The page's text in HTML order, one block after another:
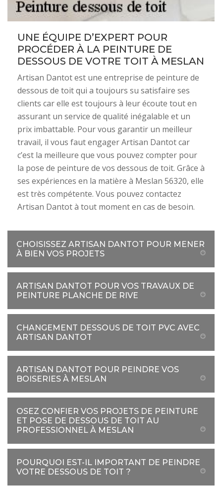
UNE ÉQUIPE D’EXPERT POUR
PROCÉDER À LA PEINTURE DE
DESSOUS DE VOTRE TOIT À MESLAN
Artisan Dantot est une entreprise de peinture de
dessous de toit qui a toujours su satisfaire ses
clients car elle est toujours à leur écoute tout en
assurant un service de qualité inégalable et un
prix imbattable. Pour vous garantir un meilleur
travail, il vous faut engager Artisan Dantot car
c’est la meilleure que vous pouvez compter pour
la pose de peinture de vos dessous de toit. Grâce à
ses expériences en la matière à Meslan 56320, elle
est très compétente. Vous pouvez contactez
Artisan Dantot à tout moment en cas de besoin.
CHOISISSEZ ARTISAN DANTOT POUR MENER
À BIEN VOS PROJETS
ARTISAN DANTOT POUR VOS TRAVAUX DE
PEINTURE PLANCHE DE RIVE
CHANGEMENT DESSOUS DE TOIT PVC AVEC
ARTISAN DANTOT
ARTISAN DANTOT POUR PEINDRE VOS
BOISERIES À MESLAN
OSEZ CONFIER VOS PROJETS DE PEINTURE
ET POSE DE DESSOUS DE TOIT AU
PROFESSIONNEL À MESLAN
POURQUOI EST-IL IMPORTANT DE PEINDRE
VOTRE DESSOUS DE TOIT ?